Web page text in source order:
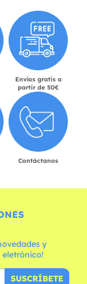
Envíos gratis a
partir de 50€
Contáctanos
y
SUSCRÍBETE